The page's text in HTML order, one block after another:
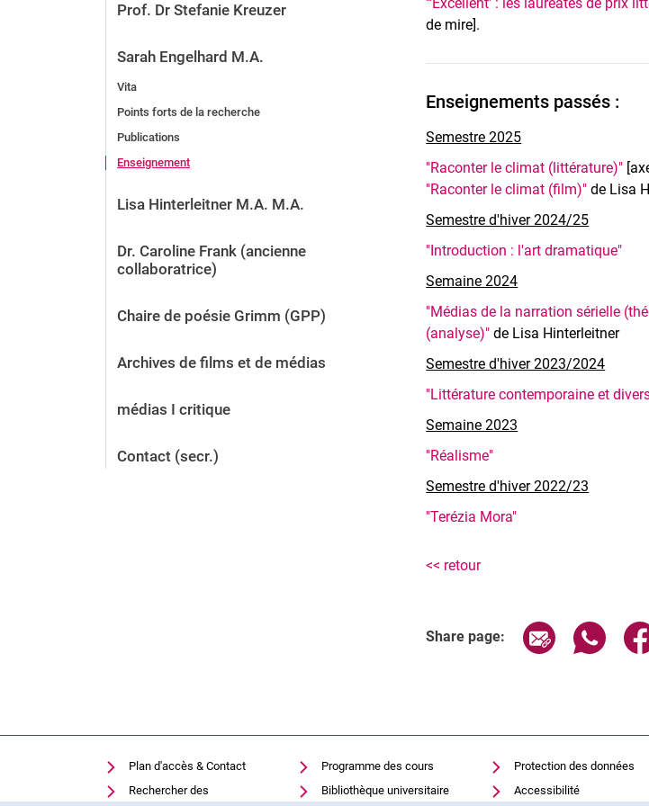
Prof. Dr Stefanie Kreuzer
Sarah Engelhard M.A.
Vita
Points forts de la recherche
Publications
Enseignement
Lisa Hinterleitner M.A. M.A.
Dr. Caroline Frank (ancienne
collaboratrice)
Chaire de poésie Grimm (GPP)
Archives de films et de médias
médias I critique
Contact (secr.)
de mire].
Enseignements passés :
Semestre 2025
"Raconter le climat (littérature)"
"Raconter le climat (film)" de Lisa
Semestre d'hiver 2024/25
"Introduction : l'art dramatique"
Semaine 2024
"Médias de la narration sérielle
(analyse)" de Lisa Hinterleitner
Semestre d'hiver 2023/2024
"Littérature contemporaine et
Semaine 2023
"Réalisme"
Semestre d'hiver 2022/23
"Terézia Mora"
<< retour
Share page: Share page
Plan d'accès & Contact
Rechercher des
Programme des cours
Bibliothèque universitaire
Protection des données
Accessibilité